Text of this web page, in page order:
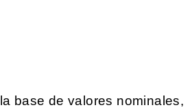
base de valores nominales,